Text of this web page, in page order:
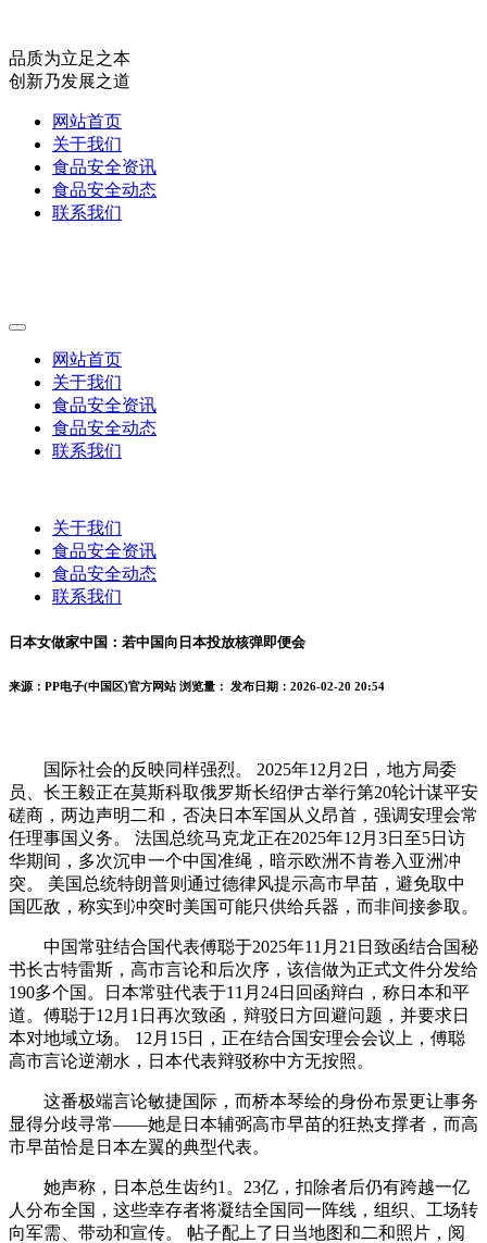
品质为立足之本
创新乃发展之道
网站首页
关于我们
食品安全资讯
食品安全动态
联系我们
网站首页
关于我们
食品安全资讯
食品安全动态
联系我们
关于我们
食品安全资讯
食品安全动态
联系我们
日本女做家中国：若中国向日本投放核弹即便会
来源：PP电子(中国区)官方网站 浏览量： 发布日期：2026-02-20 20:54
国际社会的反映同样强烈。 2025年12月2日，地方局委
员、长王毅正在莫斯科取俄罗斯长绍伊古举行第20轮计谋平安
磋商，两边声明二和，否决日本军国从义昂首，强调安理会常
任理事国义务。 法国总统马克龙正在2025年12月3日至5日访
华期间，多次沉申一个中国准绳，暗示欧洲不肯卷入亚洲冲
突。 美国总统特朗普则通过德律风提示高市早苗，避免取中
国匹敌，称实到冲突时美国可能只供给兵器，而非间接参取。
中国常驻结合国代表傅聪于2025年11月21日致函结合国秘
书长古特雷斯，高市言论和后次序，该信做为正式文件分发给
190多个国。日本常驻代表于11月24日回函辩白，称日本和平
道。傅聪于12月1日再次致函，辩驳日方回避问题，并要求日
本对地域立场。 12月15日，正在结合国安理会会议上，傅聪
高市言论逆潮水，日本代表辩驳称中方无按照。
这番极端言论敏捷国际，而桥本琴绘的身份布景更让事务
显得分歧寻常——她是日本辅弼高市早苗的狂热支撑者，而高
市早苗恰是日本左翼的典型代表。
她声称，日本总生齿约1。23亿，扣除者后仍有跨越一亿
人分布全国，这些幸存者将凝结全国同一阵线，组织、工场转
向军需、带动和宣传。 帖子配上了日当地图和二和照片，阅